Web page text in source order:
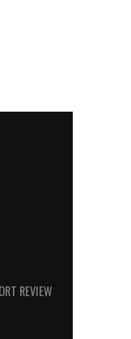
REVIEW